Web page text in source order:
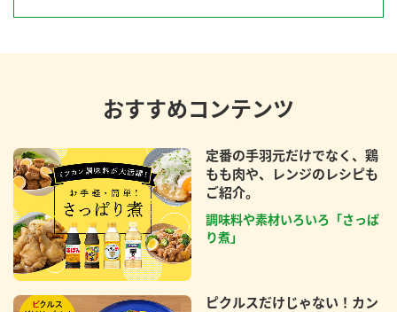
おすすめコンテンツ
定番の手羽元だけでなく、鶏
もも肉や、レンジのレシピも
ご紹介。
調味料や素材いろいろ「さっぱ
り煮」
ピクルスだけじゃない！カン